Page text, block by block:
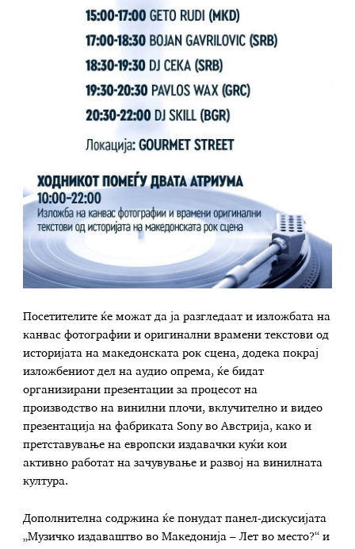
Посетителите ќе можат да ја разгледаат и изложбата на
канвас фотографии и оригинални врамени текстови од
историјата на македонската рок сцена, додека покрај
изложбениот дел на аудио опрема, ќе бидат
организирани презентации за процесот на
производство на винилни плочи, вклучително и видео
презентација на фабриката Sony во Австрија, како и
претставување на европски издавачки куќи кои
активно работат на зачувување и развој на винилната
култура.
Дополнителна содржина ќе понудат панел-дискусијата
„Музичко издаваштво во Македонија – Лет во место?“ и